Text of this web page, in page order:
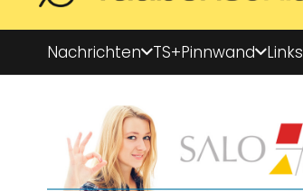
Nachrichten TS+Pinnwand Links